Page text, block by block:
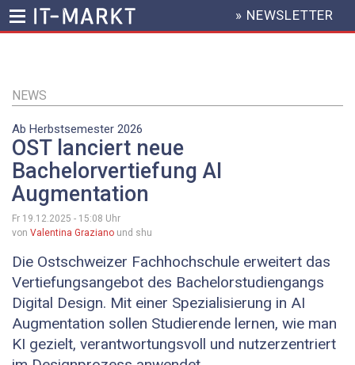
Inhalt
HEADER
MENU
» NEWSLETTER
NEWS
Ab Herbstsemester 2026
OST lanciert neue
Bachelorvertiefung AI
Augmentation
Fr 19.12.2025 - 15:08 Uhr
von Valentina Graziano und shu
Die Ostschweizer Fachhochschule erweitert das
Vertiefungsangebot des Bachelorstudiengangs
Digital Design. Mit einer Spezialisierung in AI
Augmentation sollen Studierende lernen, wie man
KI gezielt, verantwortungsvoll und nutzerzentriert